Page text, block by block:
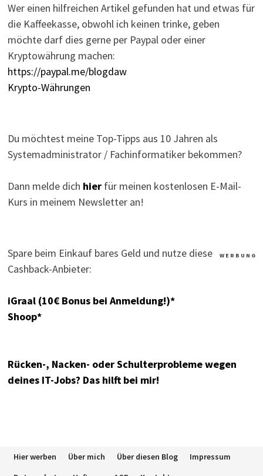
Wer einen hilfreichen Artikel gefunden hat und etwas für
die Kaffeekasse, obwohl ich keinen trinke, geben
möchte darf dies gerne per Paypal oder einer
Kryptowährung machen:
https://paypal.me/blogdaw
Krypto-Währungen
Du möchtest meine Top-Tipps aus 10 Jahren als
Systemadministrator / Fachinformatiker bekommen?
Dann melde dich hierfür meinen kostenlosen E-Mail-
Kurs in meinem Newsletter an!
W E R B U N G
Spare beim Einkauf bares Geld und nutze diese
Cashback-Anbieter:
iGraal (10€ Bonus bei Anmeldung!)*
Shoop*
Rücken-, Nacken- oder Schulterprobleme wegen
deines IT-Jobs? Das hilft bei mir!
Hier werben Über mich Über diesen Blog
Impressum